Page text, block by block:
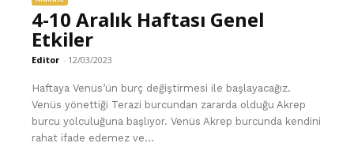
4-10 Aralık Haftası Genel
Etkiler
Editor - 12/03/2023
Haftaya Venüs’ün burç değiştirmesi ile başlayacağız.
Venüs yönettiği Terazi burcundan zararda olduğu Akrep
burcu yolculuğuna başlıyor. Venüs Akrep burcunda kendini
rahat ifade edemez ve...